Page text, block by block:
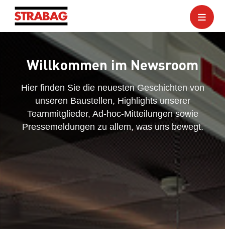
Willkommen im Newsroom
Hier finden Sie die neuesten Geschichten von
unseren Baustellen, Highlights unserer
Teammitglieder, Ad-hoc-Mitteilungen sowie
Pressemeldungen zu allem, was uns bewegt.